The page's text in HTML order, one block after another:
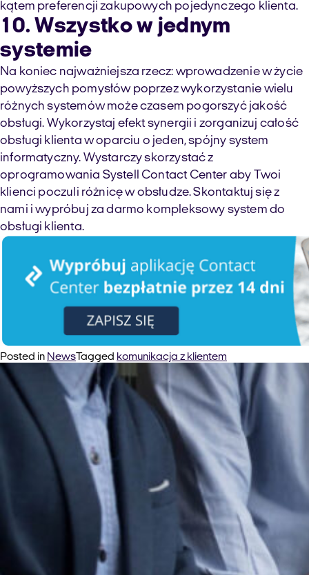
kątem preferencji zakupowych pojedynczego klienta.
10. Wszystko w jednym
systemie
Na koniec najważniejsza rzecz: wprowadzenie w życie
powyższych pomysłów poprzez wykorzystanie wielu
różnych systemów może czasem pogorszyć jakość
obsługi. Wykorzystaj efekt synergii i zorganizuj całość
obsługi klienta w oparciu o jeden, spójny system
informatyczny. Wystarczy skorzystać z
oprogramowania Systell Contact Center aby Twoi
klienci poczuli różnicę w obsłudze. Skontaktuj się z
nami i wypróbuj za darmo kompleksowy system do
obsługi klienta.
Posted in NewsTagged komunikacja z klientem